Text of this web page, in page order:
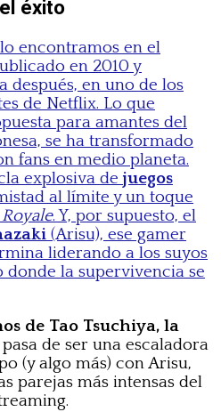
éxito
encontramos en el
en 2010 y
después, en uno de los
de Netflix. Lo que
para amantes del
se ha transformado
fans en medio planeta.
explosiva de juegos
al límite y un toque
. Y, por supuesto, el
(Arisu), ese gamer
liderando a los suyos
la supervivencia se
de Tao Tsuchiya, la
de ser una escaladora
(y algo más) con Arisu,
parejas más intensas del